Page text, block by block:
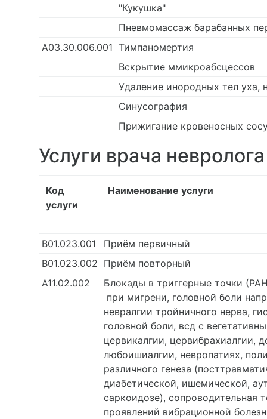
"Кукушка"
Пневмомассаж барабанных
А03.30.006.001 Тимпаномертия
Вскрытие ммикроабсцессов
Удаление инородных тел уха,
Синусография
Прижигание кровеносных
Услуги врача невролога
Код
услуги
Наименование услуги
В01.023.001
Приём первичный
В01.023.002 Приём повторный
А11.02.002
Блокады в триггерные точки
при мигрени, головной боли
невралгии тройничного нерва,
головной боли, всд с
цервикалгии, цервибрахиалгии,
любоишиалгии, невропатиях,
различного генеза
диабетической, ишемической,
саркоидозе), сопроводительная
проявлений вибрационной